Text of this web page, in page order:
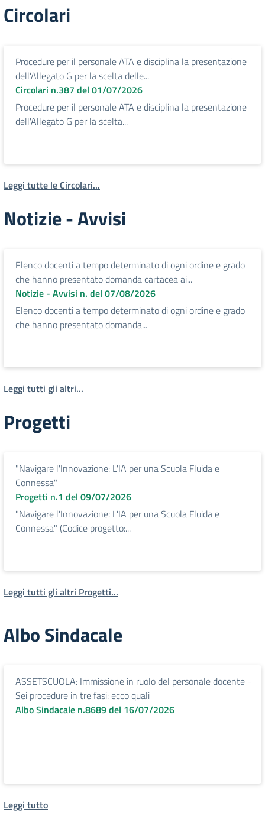
Circolari
Procedure per il personale ATA e disciplina la presentazione
dell'Allegato G per la scelta delle...
Circolari n.387 del 01/07/2026
Procedure per il personale ATA e disciplina la presentazione
dell'Allegato G per la scelta...
Leggi tutte le Circolari...
Notizie - Avvisi
Elenco docenti a tempo determinato di ogni ordine e grado
che hanno presentato domanda cartacea ai...
Notizie - Avvisi n. del 07/08/2026
Elenco docenti a tempo determinato di ogni ordine e grado
che hanno presentato domanda...
Leggi tutti gli altri...
Progetti
"Navigare l'Innovazione: L'IA per una Scuola Fluida e
Connessa"
Progetti n.1 del 09/07/2026
"Navigare l'Innovazione: L'IA per una Scuola Fluida e
Connessa" (Codice progetto:...
Leggi tutti gli altri Progetti...
Albo Sindacale
ASSETSCUOLA: Immissione in ruolo del personale docente -
Sei procedure in tre fasi: ecco quali
Albo Sindacale n.8689 del 16/07/2026
Leggi tutto